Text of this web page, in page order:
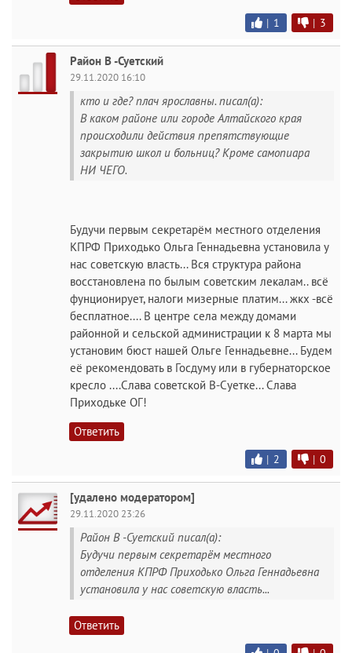
| 1 | 3
Район В -Суетский
29.11.2020 16:10
кто и где? плач ярославны. писал(а):
В каком районе или городе Алтайского края
происходили действия препятствующие
закрытию школ и больниц? Кроме самопиара
НИ ЧЕГО.
Будучи первым секретарём местного отделения
КПРФ Приходько Ольга Геннадьевна установила у
нас советскую власть... Вся структура района
восстановлена по былым советским лекалам.. всё
фунционирует, налоги мизерные платим... жкх -всё
бесплатное.... В центре села между домами
районной и сельской администрации к 8 марта мы
установим бюст нашей Ольге Геннадьевне... Будем
её рекомендовать в Госдуму или в губернаторское
кресло ....Слава советской В-Суетке... Слава
Приходьке ОГ!
Ответить
| 2 | 0
[удалено модератором]
29.11.2020 23:26
Район В -Суетский писал(а):
Будучи первым секретарём местного
отделения КПРФ Приходько Ольга Геннадьевна
установила у нас советскую власть...
Ответить